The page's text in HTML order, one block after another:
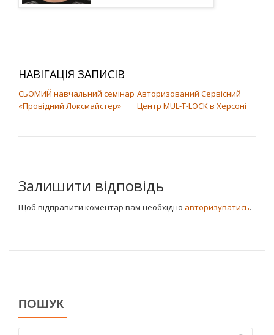
НАВІГАЦІЯ ЗАПИСІВ
СЬОМИЙ навчальний семінар
«Провідний Локсмайстер»
Авторизований Сервісний
Центр MUL-T-LOCK в Херсоні
Залишити відповідь
Щоб відправити коментар вам необхідно авторизуватись.
ПОШУК